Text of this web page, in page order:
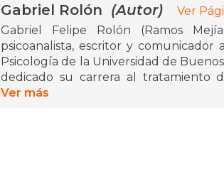
Gabriel Rolón (Autor)
Ver
Gabriel Felipe Rolón (Ramos
psicoanalista, escritor y
Psicología de la Universidad de
dedicado su carrera al tratamiento
habilidad para acercar temas
Ver más